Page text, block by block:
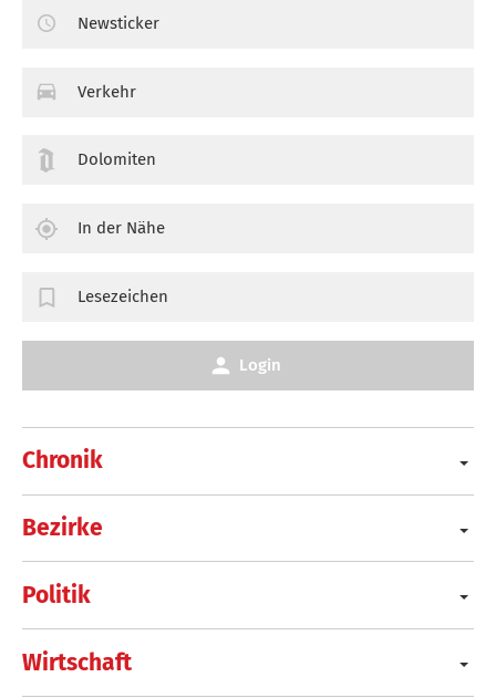
Chronik
Bezirke
Politik
Wirtschaft
Newsticker
Verkehr
Dolomiten
In der Nähe
Lesezeichen
Login